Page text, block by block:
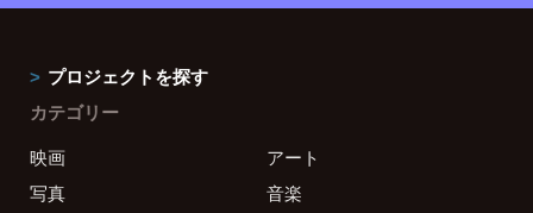
プロジェクトを探す
カテゴリー
映画
アート
写真
音楽